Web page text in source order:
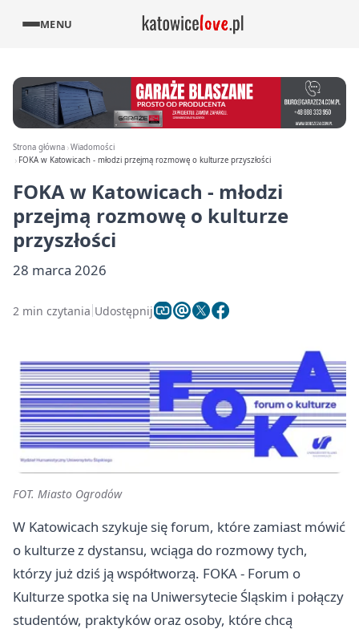
MENU
Strona główna Wiadomości
FOKA w Katowicach - młodzi przejmą rozmowę o kulturze przyszłości
FOKA w Katowicach - młodzi
przejmą rozmowę o kulturze
przyszłości
28 marca 2026
2 min czytania Udostępnij
FOT. Miasto Ogrodów
W Katowicach szykuje się forum, które zamiast mówić
o kulturze z dystansu, wciąga do rozmowy tych,
którzy już dziś ją współtworzą. FOKA - Forum o
Kulturze spotka się na Uniwersytecie Śląskim i połączy
studentów, praktyków oraz osoby, które chcą